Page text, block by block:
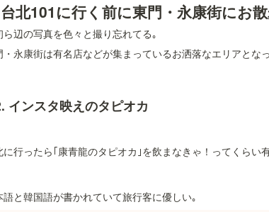
台北101に行く前に東門・永康街にお
ら辺の写真を色々と撮り忘れてる｡
・永康街は有名店などが集まっているお洒落なエリアとな
インスタ映えのタピオカ
に行ったら｢康青龍のタピオカ｣を飲まなきゃ！ってくらい
語と韓国語が書かれていて旅行客に優しい｡